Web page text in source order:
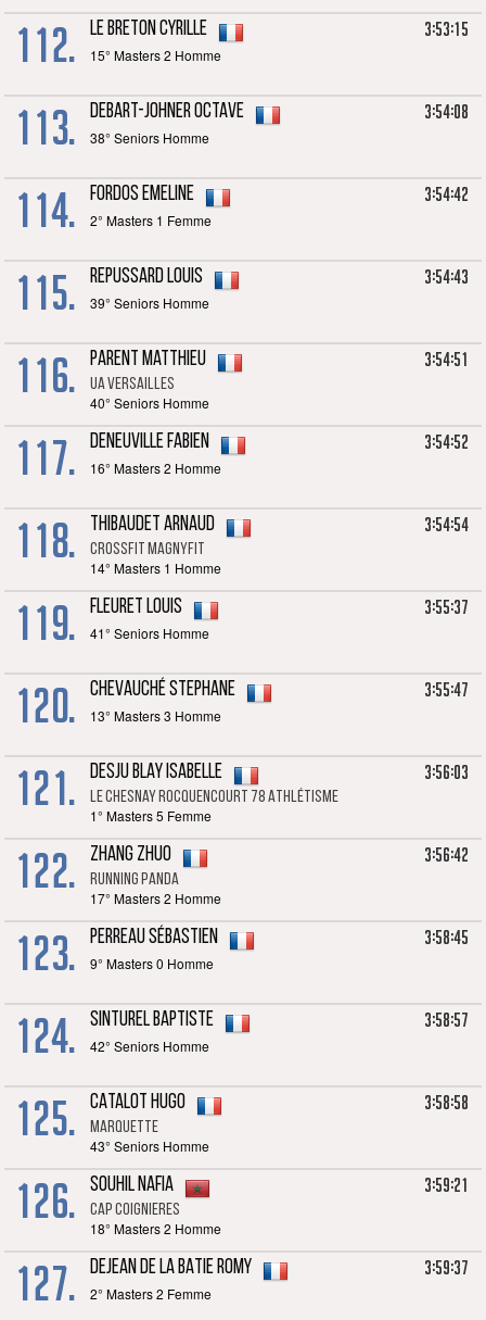
112. LE BRETON Cyrille
15° Masters 2 Homme
3:53:15
113. DEBART-JOHNER Octave
38° Seniors Homme
3:54:08
114. FORDOS Emeline
2° Masters 1 Femme
3:54:42
115. REPUSSARD Louis
39° Seniors Homme
3:54:43
116. PARENT Matthieu
UA Versailles
40° Seniors Homme
3:54:51
117. DENEUVILLE Fabien
16° Masters 2 Homme
3:54:52
118. THIBAUDET Arnaud
Crossfit Magnyfit
14° Masters 1 Homme
3:54:54
119. FLEURET Louis
41° Seniors Homme
3:55:37
120. CHEVAUCHÉ Stephane
13° Masters 3 Homme
3:55:47
121. DESJU BLAY Isabelle
Le Chesnay rocquencourt 78 Athlétisme
1° Masters 5 Femme
3:56:03
122. ZHANG Zhuo
RUNNING PANDA
17° Masters 2 Homme
3:56:42
123. PERREAU Sébastien
9° Masters 0 Homme
3:58:45
124. SINTUREL Baptiste
42° Seniors Homme
3:58:57
125. CATALOT Hugo
Marquette
43° Seniors Homme
3:58:58
126. SOUHIL Nafia
CAP Coignieres
18° Masters 2 Homme
3:59:21
127. DEJEAN DE LA BATIE Romy
2° Masters 2 Femme
3:59:37